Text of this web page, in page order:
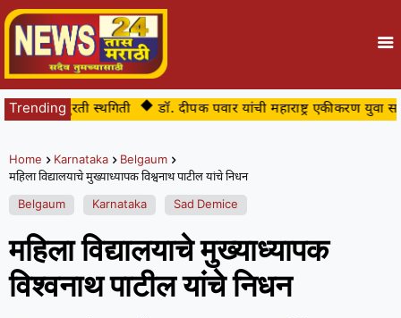
Trending
तात्पुरती स्थगिती डॉ. दीपक पवार यांची महाराष्ट्र एकीकरण युवा समिती
Home Karnataka
Belgaum
महिला विद्यालयाचे मुख्याध्यापक विश्वनाथ पाटील यांचे निधन
Belgaum
Karnataka Sad Demice
महिला विद्यालयाचे मुख्याध्यापक
विश्वनाथ पाटील यांचे निधन